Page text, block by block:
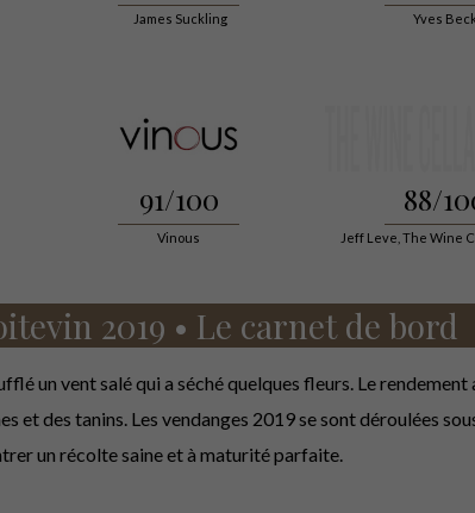
James Suckling Yves Beck
91/100
Vinous
88/
Jeff Leve, The Wine
2019 • Le carnet de bord
un vent salé qui a séché quelques fleurs. Le
et des tanins. Les vendanges 2019 se sont déroulées
un récolte saine et à maturité parfaite.